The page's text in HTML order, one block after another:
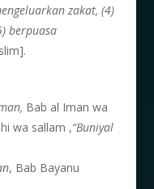
zakat, (4)
berpuasa
Bab al Iman wa
wa sallam ,“Buniyal
, Bab Bayanu